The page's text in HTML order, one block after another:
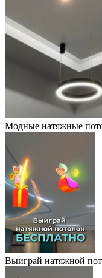
Модные натяжные
Выиграй натяжной